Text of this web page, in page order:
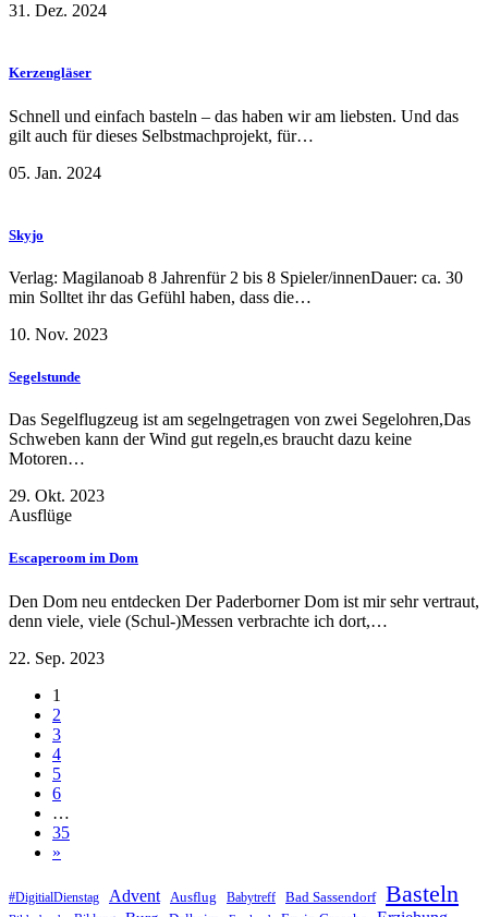
31. Dez. 2024
Kerzengläser
Schnell und einfach basteln – das haben wir am liebsten. Und das
gilt auch für dieses Selbstmachprojekt, für…
05. Jan. 2024
Skyjo
Verlag: Magilanoab 8 Jahrenfür 2 bis 8 Spieler/innenDauer: ca. 30
min Solltet ihr das Gefühl haben, dass die…
10. Nov. 2023
Segelstunde
Das Segelflugzeug ist am segelngetragen von zwei Segelohren,Das
Schweben kann der Wind gut regeln,es braucht dazu keine
Motoren…
29. Okt. 2023
Ausflüge
Escaperoom im Dom
Den Dom neu entdecken Der Paderborner Dom ist mir sehr vertraut,
denn viele, viele (Schul-)Messen verbrachte ich dort,…
22. Sep. 2023
1
2
3
4
5
6
…
35
»
#DigitialDienstag Advent Ausflug Babytreff Bad Sassendorf Basteln